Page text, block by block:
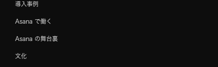
導入事例
Asana で働く
Asana の舞台裏
文化